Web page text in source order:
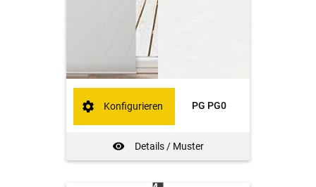
PG PG0
Details / Muster
Konfigurieren